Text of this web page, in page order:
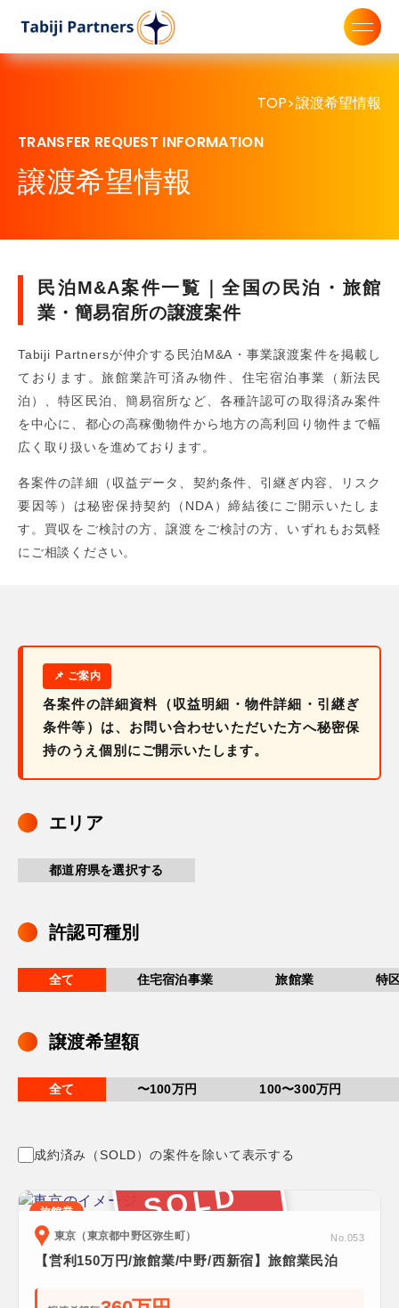
TOP>譲渡希望情報
TRANSFER REQUEST INFORMATION
譲渡希望情報
民泊M&A案件一覧｜全国の民泊・旅館
業・簡易宿所の譲渡案件
Tabiji Partnersが仲介する民泊M&A・事業譲渡案件を掲載し
ております。旅館業許可済み物件、住宅宿泊事業（新法民
泊）、特区民泊、簡易宿所など、各種許認可の取得済み案件
を中心に、都心の高稼働物件から地方の高利回り物件まで幅
広く取り扱いを進めております。
各案件の詳細（収益データ、契約条件、引継ぎ内容、リスク
要因等）は秘密保持契約（NDA）締結後にご開示いたしま
す。買収をご検討の方、譲渡をご検討の方、いずれもお気軽
にご相談ください。
各案件の詳細資料（収益明細・物件詳細・引継ぎ
条件等）は、お問い合わせいただいた方へ秘密保
持のうえ個別にご開示いたします。
エリア
都道府県を選択する
許認可種別
全て 住宅宿泊事業 旅館業 特
譲渡希望額
全て 〜100万円 100〜300万円
成約済み（SOLD）の案件を除いて表示する
SOLD
旅館業
東京（東京都中野区弥生町）
No.053
【営利150万円/旅館業/中野/西新宿】旅館業民泊